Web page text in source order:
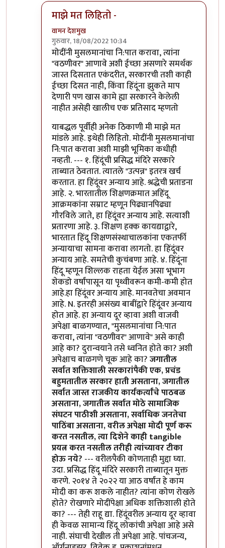
माझे मत लिहितो -
वामन देशमुख
गुरुवार, 18/08/2022 10:34
In reply toनाराजी पसरायची ती पसरणारच साहेब
मोदींनी मुसलमानांचा नि:पात करावा, त्यांना
"वठणीवर" आणावे अशी ईच्छा असणारे समर्थक
जास्त दिसतात एकंदरीत, सरकारची तशी काही
ईच्छा दिसत नाही, किंवा हिंदूंना झुकते माप
देणारी पण खास कामे ह्या सरकारने केलेली
नाहीत असेही खालीच एक प्रतिसाद म्हणतो
याबद्धल पूर्वीही अनेक ठिकाणी मी माझे मत
मांडले आहे. इथेही लिहितो. मोदींनी मुसलमानांचा
नि:पात करावा अशी माझी भूमिका कधीही
नव्हती. --- १. हिंदूंची प्रसिद्ध मंदिरे सरकारे
ताब्यात ठेवतात. त्यातले "उत्पन्न" इतरत्र खर्च
करतात. हा हिंदूंवर अन्याय आहे. श्रद्धेची प्रताडना
आहे. २. भारतातील शिक्षणक्रमात अहिंदू
आक्रमकांना सम्राट म्हणून पिढ्यानपिढ्या
गौरविले जाते, हा हिंदूंवर अन्याय आहे. सत्याशी
प्रतारणा आहे. ३. शिक्षण हक्क कायद्याद्वारे,
भारतात हिंदू शिक्षणसंस्थाचालकांना एकतर्फी
अन्यायाचा सामना करावा लागतो. हा हिंदूंवर
अन्याय आहे. समतेची कुचंबणा आहे. ४. हिंदूंना
हिंदू म्हणून शिल्लक राहता येईल असा भूभाग
शेकडो वर्षांपासून या पृथ्वीवरून कमी-कमी होत
आहे.हा हिंदूंवर अन्याय आहे. मानवतेचा अवमान
आहे. N. इतरही असंख्य बाबींद्वारे हिंदूंवर अन्याय
होत आहे. हा अन्याय दूर व्हावा अशी वाजवी
अपेक्षा बाळगण्यात, "मुसलमानांचा नि:पात
करावा, त्यांना "वठणीवर" आणावे" असे काही
आहे का? दुरान्वयाने तसे ध्वनित होते का? अशी
अपेक्षाच बाळगणे चूक आहे का?जगातील
सर्वात शक्तिशाली सरकारांपैकी एक, प्रचंड
बहुमतातील सरकार हाती असताना, जगातील
सर्वात जास्त राजकीय कार्यकर्त्यांचे पाठबळ
असताना, जगातील सर्वात मोठे सामाजिक
संघटन पाठीशी असताना, सर्वाधिक जनतेचा
पाठिंबा असताना, वरील अपेक्षा मोदी पूर्ण करू
करत नसतील, त्या दिशेने काही tangible
प्रयत्न करत नसतील तरीही त्यांच्यावर टीका
होऊ नये? --- वरीलपैकी कोणताही मुद्दा घ्या.
उदा. प्रसिद्ध हिंदू मंदिरे सरकारी ताब्यातून मुक्त
करणे. २०१४ ते २०२२ या आठ वर्षांत हे काम
मोदी का करू शकले नाहीत? त्यांना कोण रोखले
होते? रोखणारे मोदींपेक्षा अधिक शक्तिशाली होते
का? --- तेही राहू द्या. हिंदूंवरील अन्याय दूर व्हावा
ही केवळ सामान्य हिंदू लोकांची अपेक्षा आहे असे
नाही. संघाची देखील ती अपेक्षा आहे. पांचजन्य,